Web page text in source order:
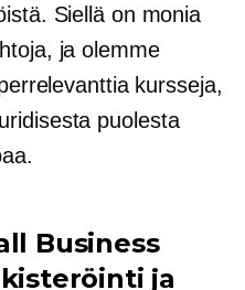
Siellä on monia
ja olemme
kursseja,
puolesta
Business
ja